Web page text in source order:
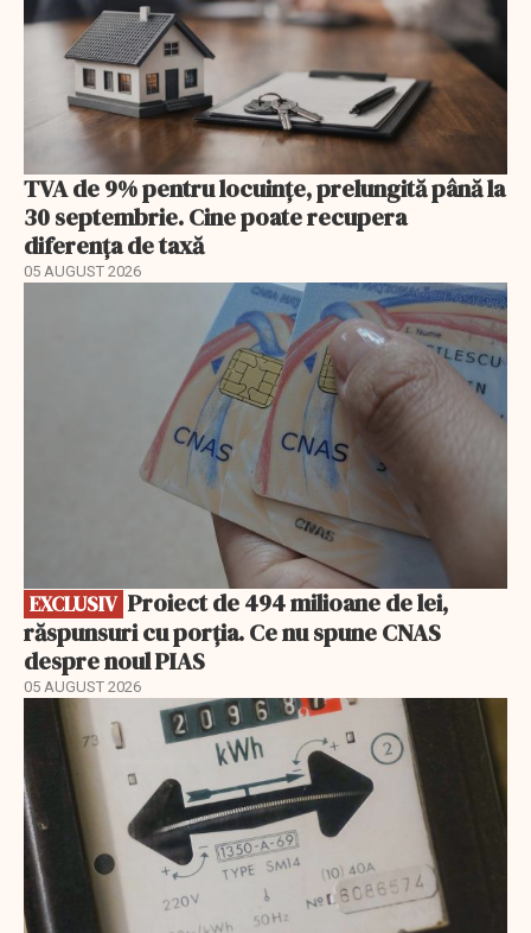
TVA de 9% pentru locuințe, prelungită până la
30 septembrie. Cine poate recupera
diferența de taxă
05 AUGUST 2026
EXCLUSIV
răspunsuri cu porția. Ce nu spune CNAS
despre noul PIAS
05 AUGUST 2026